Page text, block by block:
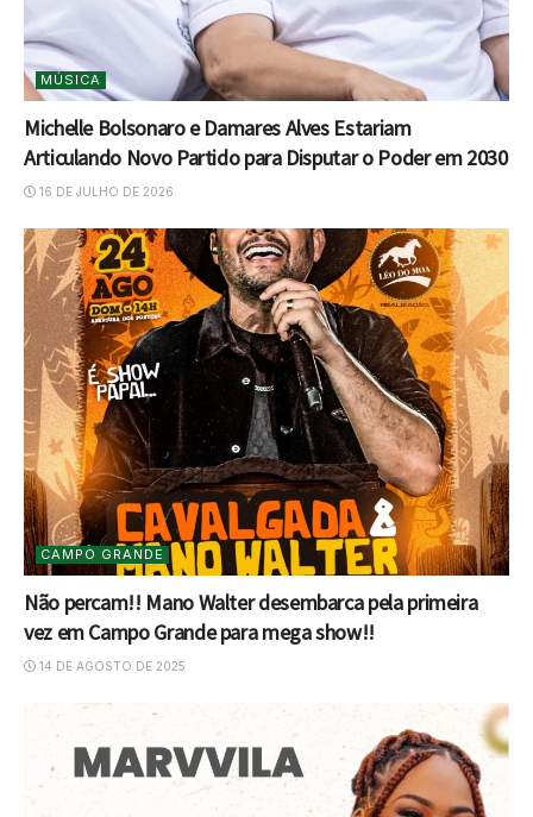
MÚSICA
Michelle Bolsonaro e Damares Alves Estariam
Articulando Novo Partido para Disputar o Poder em 2030
16 DE JULHO DE 2026
CAMPO GRANDE
Não percam!! Mano Walter desembarca pela primeira
vez em Campo Grande para mega show!!
14 DE AGOSTO DE 2025